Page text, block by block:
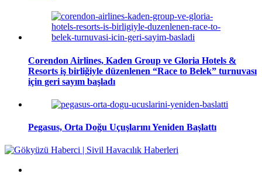
Corendon Airlines, Kaden Group ve Gloria Hotels &
Resorts iş birliğiyle düzenlenen “Race to Belek” turnuvası
için geri sayım başladı
Pegasus, Orta Doğu Uçuşlarını Yeniden Başlattı